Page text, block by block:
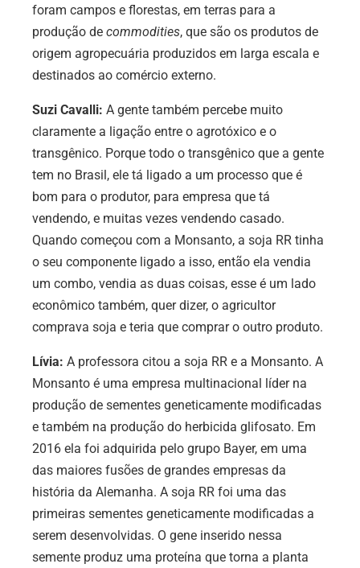
foram campos e florestas, em terras para a
produção de commodities, que são os produtos de
origem agropecuária produzidos em larga escala e
destinados ao comércio externo.
Suzi Cavalli: A gente também percebe muito
claramente a ligação entre o agrotóxico e o
transgênico. Porque todo o transgênico que a gente
tem no Brasil, ele tá ligado a um processo que é
bom para o produtor, para empresa que tá
vendendo, e muitas vezes vendendo casado.
Quando começou com a Monsanto, a soja RR tinha
o seu componente ligado a isso, então ela vendia
um combo, vendia as duas coisas, esse é um lado
econômico também, quer dizer, o agricultor
comprava soja e teria que comprar o outro produto.
Lívia: A professora citou a soja RR e a Monsanto. A
Monsanto é uma empresa multinacional líder na
produção de sementes geneticamente modificadas
e também na produção do herbicida glifosato. Em
2016 ela foi adquirida pelo grupo Bayer, em uma
das maiores fusões de grandes empresas da
história da Alemanha. A soja RR foi uma das
primeiras sementes geneticamente modificadas a
serem desenvolvidas. O gene inserido nessa
semente produz uma proteína que torna a planta